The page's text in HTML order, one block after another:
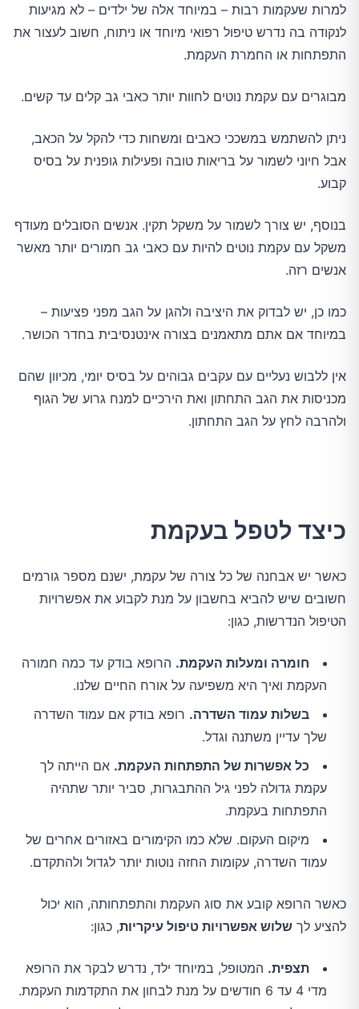
למרות שעקמות רבות – במיוחד אלה של ילדים – לא מגיעות
לנקודה בה נדרש טיפול רפואי מיוחד או ניתוח, חשוב לעצור את
התפתחות או החמרת העקמת.
מבוגרים עם עקמת נוטים לחוות יותר כאבי גב קלים עד קשים.
ניתן להשתמש במשככי כאבים ומשחות כדי להקל על הכאב,
אבל חיוני לשמור על בריאות טובה ופעילות גופנית על בסיס
קבוע.
בנוסף, יש צורך לשמור על משקל תקין. אנשים הסובלים מעודף
משקל עם עקמת נוטים להיות עם כאבי גב חמורים יותר מאשר
אנשים רזה.
כמו כן, יש לבדוק את היציבה ולהגן על הגב מפני פציעות –
במיוחד אם אתם מתאמנים בצורה אינטנסיבית בחדר הכושר.
אין ללבוש נעליים עם עקבים גבוהים על בסיס יומי, מכיוון שהם
מכניסות את הגב התחתון ואת הירכיים למנח גרוע של הגוף
ולהרבה לחץ על הגב התחתון.
כיצד לטפל בעקמת
כאשר יש אבחנה של כל צורה של עקמת, ישנם מספר גורמים
חשובים שיש להביא בחשבון על מנת לקבוע את אפשרויות
הטיפול הנדרשות, כגון:
חומרה ומעלות העקמת. הרופא בודק עד כמה חמורה
העקמת ואיך היא משפיעה על אורח החיים שלנו.
בשלות עמוד השדרה. רופא בודק אם עמוד השדרה
שלך עדיין משתנה וגדל.
כל אפשרות של התפתחות העקמת. אם הייתה לך
עקמת גדולה לפני גיל ההתבגרות, סביר יותר שתהיה
התפתחות בעקמת.
מיקום העקום. שלא כמו הקימורים באזורים אחרים של
עמוד השדרה, עקומות החזה נוטות יותר לגדול ולהתקדם.
כאשר הרופא קובע את סוג העקמת והתפתחותה, הוא יכול
להציע לך שלוש אפשרויות טיפול עיקריות, כגון:
תצפית. המטופל, במיוחד ילד, נדרש לבקר את הרופא
מדי 4 עד 6 חודשים על מנת לבחון את התקדמות העקמת.